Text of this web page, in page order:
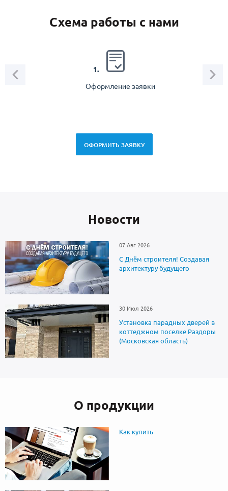
Схема работы с нами
1.
Оформление заявки
ОФОРМИТЬ ЗАЯВКУ
Новоcти
07 Авг 2026
С Днём строителя! Создавая
архитектуру будущего
30 Июл 2026
Установка парадных дверей в
коттеджном поселке Раздоры
(Московская область)
О продукции
Как купить